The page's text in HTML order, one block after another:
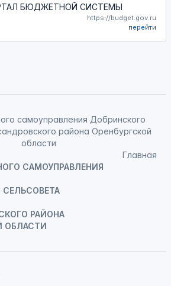
БЮДЖЕТНОЙ СИСТЕМЫ
https://budget.gov.ru
перейти
САМОУПРАВЛЕНИЯ
РАЙОНА
ОБЛАСТИ
Главная